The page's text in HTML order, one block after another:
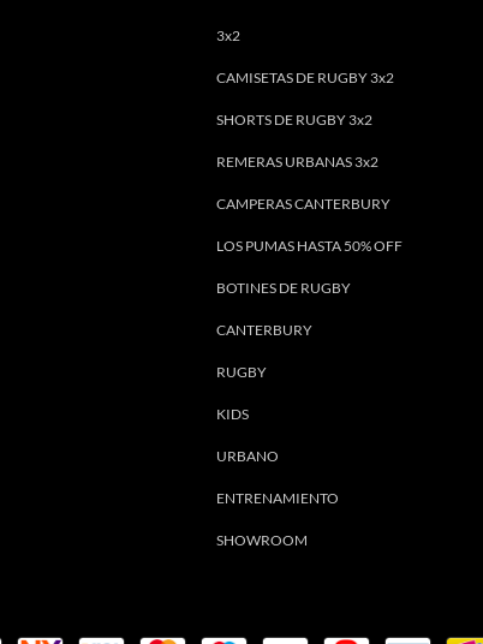
3x2
CAMISETAS DE RUGBY 3x2
SHORTS DE RUGBY 3x2
REMERAS URBANAS 3x2
CAMPERAS CANTERBURY
LOS PUMAS HASTA 50% OFF
BOTINES DE RUGBY
CANTERBURY
RUGBY
KIDS
URBANO
ENTRENAMIENTO
SHOWROOM